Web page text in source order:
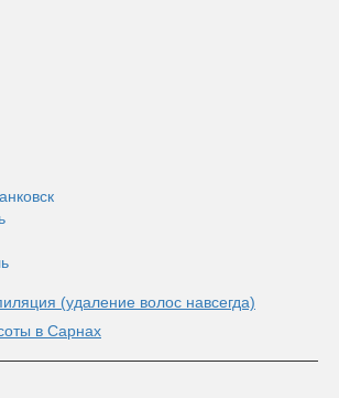
(удаление волос навсегда)
в Сарнах